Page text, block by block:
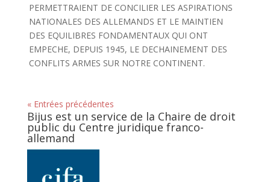
PERMETTRAIENT DE CONCILIER LES ASPIRATIONS
NATIONALES DES ALLEMANDS ET LE MAINTIEN
DES EQUILIBRES FONDAMENTAUX QUI ONT
EMPECHE, DEPUIS 1945, LE DECHAINEMENT DES
CONFLITS ARMES SUR NOTRE CONTINENT.
« Entrées précédentes
Bijus est un service de la Chaire de droit
public du Centre juridique franco-
allemand